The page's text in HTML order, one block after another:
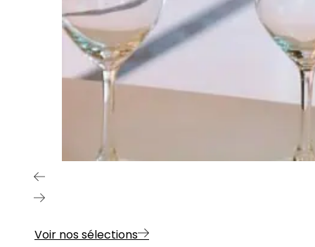
Voir nos sélections